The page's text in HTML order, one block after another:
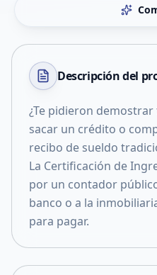
Descripción del
¿Te pidieron
sacar un crédito o
recibo de sueldo
La Certificación de
por un contador
banco o a la
para pagar.